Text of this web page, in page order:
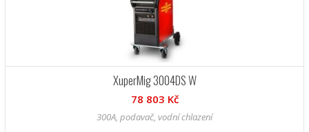
XuperMig 3004DS W
78 803 Kč
300A, podavač, vodní chlazení